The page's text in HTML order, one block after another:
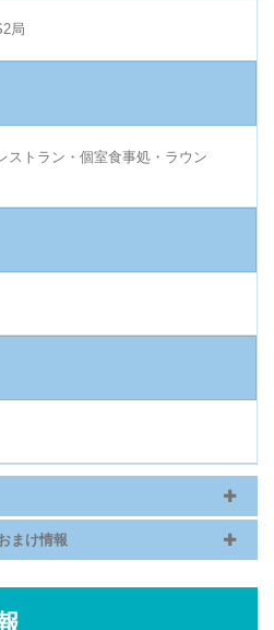
局
ストラン・個室食事処・ラウン
まけ情報